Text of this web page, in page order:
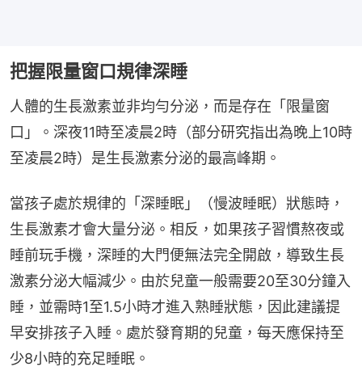
把握限量窗口規律深睡
人體的生長激素並非均勻分泌，而是存在「限量窗
口」。深夜11時至凌晨2時（部分研究指出為晚上10時
至凌晨2時）是生長激素分泌的最高峰期。
當孩子處於規律的「深睡眠」（慢波睡眠）狀態時，
生長激素才會大量分泌。相反，如果孩子習慣熬夜或
睡前玩手機，深睡的大門便無法完全開啟，導致生長
激素分泌大幅減少。由於兒童一般需要20至30分鐘入
睡，並需時1至1.5小時才進入熟睡狀態，因此建議提
早安排孩子入睡。處於發育期的兒童，每天應保持至
少8小時的充足睡眠。